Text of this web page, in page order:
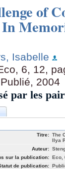
of
In
Isabelle
6, 12,
Publié, 2004
par les
Titre: The
Ilya
Auteur:
sur la publication: Eco,
de publication: